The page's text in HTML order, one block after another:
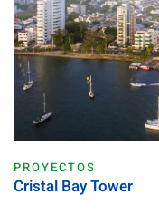
PROYECTOS
Cristal Bay Tower